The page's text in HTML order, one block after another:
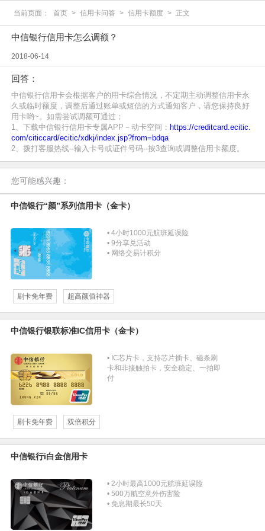
当前页面： 首页 > 信用卡问答 > 信用卡额度 > 正文
中信银行信用卡怎么调额？
2018-06-14
回答：
中信银行信用卡会根据客户的用卡综合情况，不定期主动调整信用卡永
久或临时额度，调整后通过账单或短信的方式通知客户，请您保持良好
用卡哟~。如需尝试调额可通过；
1、下载中信银行信用卡专属APP－动卡空间： https://creditcard.ecitic.
com/citiccard/ecitic/xdkj/index.jsp?from=bdqa
2、拨打客服热线--输入卡号或证件号码--按3查询或调整信用卡额度。
您可能感兴趣：
中信银行“颜”系列信用卡（金卡）
• 4小时1000元航班延误险
• 9分享兑活动
• 网络交易计积分
刷卡免年费 超高颜值神器
中信银行银联标准IC信用卡（金卡）
• IC芯片卡，支持芯片插卡、磁条刷
卡和非接触拍卡，安全稳定、一拍即
付
刷卡免年费 双倍积分
中信银行i白金信用卡
• 2小时最高1000元航班延误险
• 500万航空意外伤害险
• 免息期最长50天